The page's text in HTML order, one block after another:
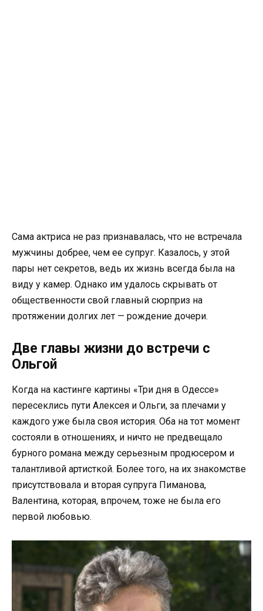
Сама актриса не раз признавалась, что не встречала
мужчины добрее, чем ее супруг. Казалось, у этой
пары нет секретов, ведь их жизнь всегда была на
виду у камер. Однако им удалось скрывать от
общественности свой главный сюрприз на
протяжении долгих лет — рождение дочери.
Две главы жизни до встречи с
Ольгой
Когда на кастинге картины «Три дня в Одессе»
пересеклись пути Алексея и Ольги, за плечами у
каждого уже была своя история. Оба на тот момент
состояли в отношениях, и ничто не предвещало
бурного романа между серьезным продюсером и
талантливой артисткой. Более того, на их знакомстве
присутствовала и вторая супруга Пиманова,
Валентина, которая, впрочем, тоже не была его
первой любовью.